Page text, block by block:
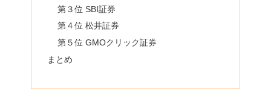
第３位 SBI証券
第４位 松井証券
第５位 GMOクリック証券
まとめ